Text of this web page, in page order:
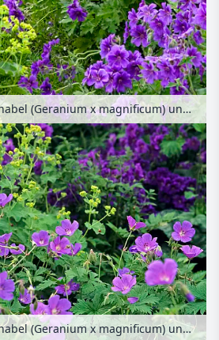
Prächtiger Storchschnabel (Geranium x magnificum) und Weicher Frauenmantel (Alchemilla mollis)
Prächtiger Storchschnabel (Geranium x magnificum) und Weicher Frauenmantel (Alchemilla mollis)